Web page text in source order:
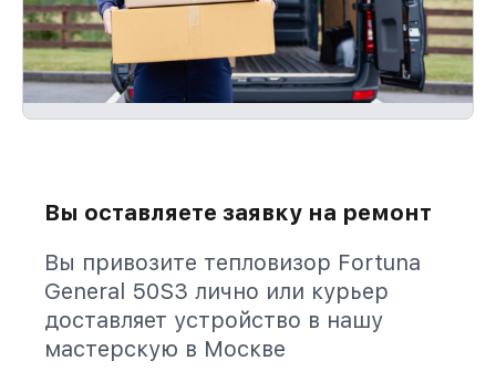
Вы оставляете заявку на ремонт
Вы привозите тепловизор Fortuna
General 50S3 лично или курьер
доставляет устройство в нашу
мастерскую в Москве